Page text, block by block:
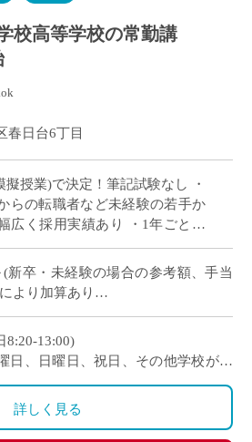
校高等学校の常勤講
春日台6丁目
授業)で決定！筆記試験なし ・
らの転職者など未経験の若手か
広く採用実績あり ・1年ごとに
部を多数擁しながら […]
(新卒・未経験の場合の参考額、手当
より加算あり
者あり)：約660万円
者及び子２人)：約860万円
者及び子２人)：約940万円
績3.55ヶ月分＋30万円)
雇用保険、労災保険
8:20-13:00)
日、日曜日、祝日、その他学校が定
詳しく見る